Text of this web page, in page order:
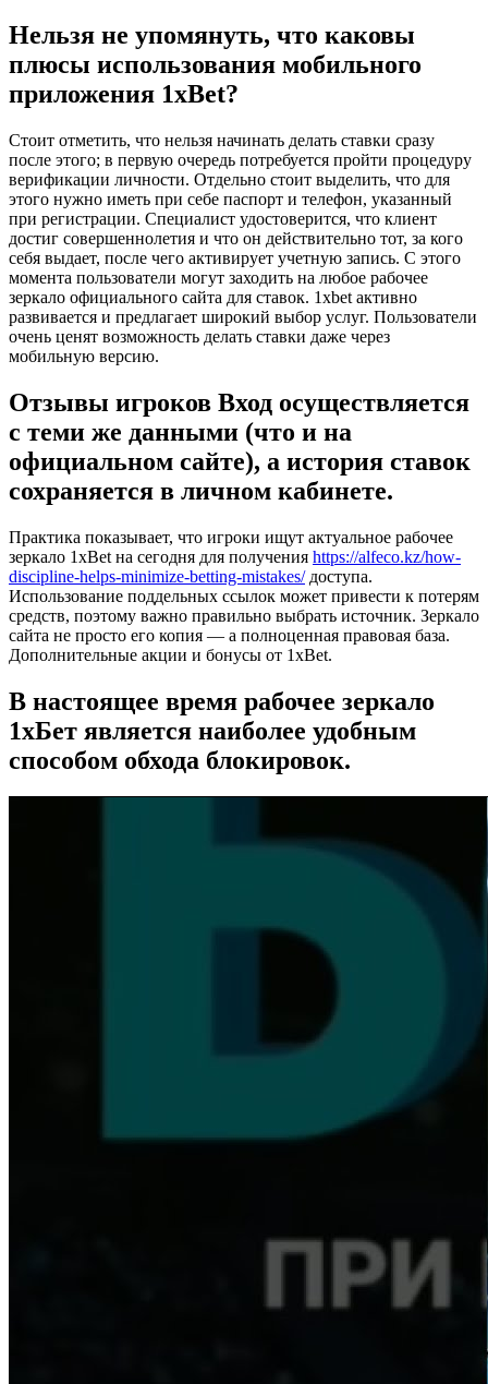
Нельзя не упомянуть, что каковы
плюсы использования мобильного
приложения 1xBet?
Стоит отметить, что нельзя начинать делать ставки сразу
после этого; в первую очередь потребуется пройти процедуру
верификации личности. Отдельно стоит выделить, что для
этого нужно иметь при себе паспорт и телефон, указанный
при регистрации. Специалист удостоверится, что клиент
достиг совершеннолетия и что он действительно тот, за кого
себя выдает, после чего активирует учетную запись. С этого
момента пользователи могут заходить на любое рабочее
зеркало официального сайта для ставок. 1xbet активно
развивается и предлагает широкий выбор услуг. Пользователи
очень ценят возможность делать ставки даже через
мобильную версию.
Отзывы игроков Вход осуществляется
с теми же данными (что и на
официальном сайте), а история ставок
сохраняется в личном кабинете.
Практика показывает, что игроки ищут актуальное рабочее
зеркало 1xBet на сегодня для получения https://alfeco.kz/how-
discipline-helps-minimize-betting-mistakes/доступа.
Использование поддельных ссылок может привести к потерям
средств, поэтому важно правильно выбрать источник. Зеркало
сайта не просто его копия — а полноценная правовая база.
Дополнительные акции и бонусы от 1xBet.
В настоящее время рабочее зеркало
1хБет является наиболее удобным
способом обхода блокировок.